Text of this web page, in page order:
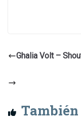
Ghalia Volt –
También